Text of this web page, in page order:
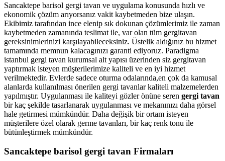
Sancaktepe barisol gergi tavan ve uygulama konusunda hızlı ve
ekonomik çözüm arıyorsanız vakit kaybetmeden bize ulaşın.
Ekibimiz tarafından ince elenip sık dokunan çözümlerimiz ile zaman
kaybetmeden zamanında teslimat ile, var olan tüm gergitavan
gereksinimlerinizi karşılayabileceksiniz. Üstelik aldığınız bu hizmet
tamamında memnun kalacagınızı garanti ediyoruz. Paradigma
istanbul gergi tavan kurumsal alt yapısı üzerinden siz gergitavan
yaptırmak isteyen müşterilerimize kaliteli ve en iyi hizmet
verilmektedir. Evlerde sadece oturma odalarında,en çok da kamusal
alanlarda kullanılması önerilen gergi tavanlar kaliteli malzemelerden
yapılmıştır. Uygulanması ile kaliteyi gözler önüne seren gergi tavan
bir kaç şekilde tasarlanarak uygulanması ve mekanınızı daha görsel
hale getirmesi mümkündür. Daha değişik bir ortam isteyen
müşterilere özel olarak germe tavanları, bir kaç renk tonu ile
bütünleştirmek mümkündür.
Sancaktepe barisol gergi tavan Firmaları